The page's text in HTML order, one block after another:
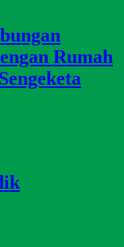
Rumah